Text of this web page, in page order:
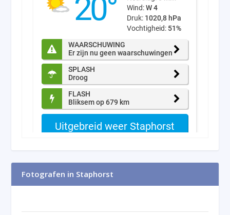
Fotografen in Staphorst